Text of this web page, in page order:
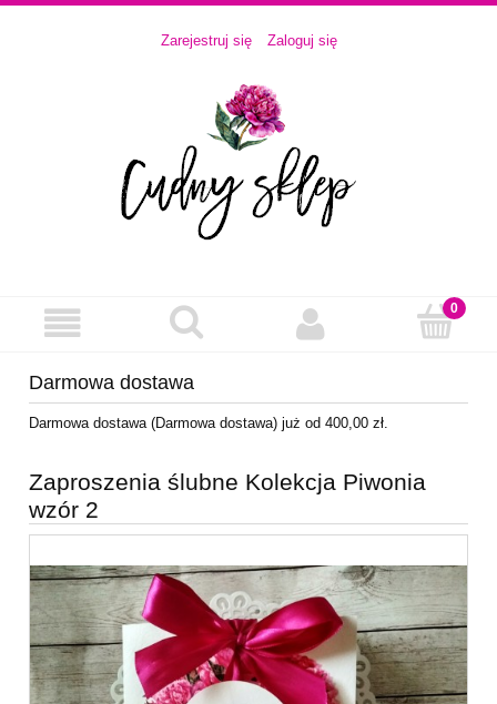
Zarejestruj się Zaloguj się
Darmowa dostawa
Darmowa dostawa (Darmowa dostawa) już od 400,00 zł.
Zaproszenia ślubne Kolekcja Piwonia
wzór 2